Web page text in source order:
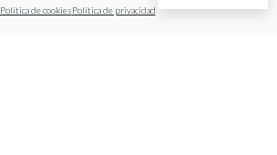
Política de cookiesPolítica de privacidad